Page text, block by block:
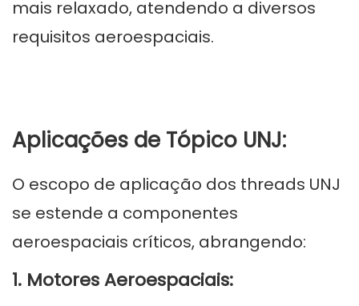
mais relaxado, atendendo a diversos
requisitos aeroespaciais.
Aplicações de Tópico UNJ:
O escopo de aplicação dos threads UNJ
se estende a componentes
aeroespaciais críticos, abrangendo:
1. Motores Aeroespaciais: